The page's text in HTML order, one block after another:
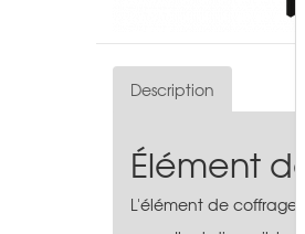
Description
Élément
L'élément de coffrage